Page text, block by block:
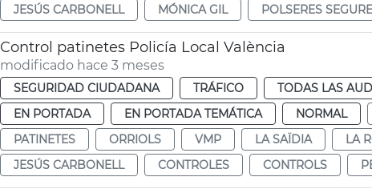
JESÚS CARBONELL
MÓNICA GIL POLSERES
Control patinetes Policía Local València
modificado hace 3 meses
SEGURIDAD CIUDADANA TRÁFICO TODAS LAS
EN PORTADA
EN PORTADA TEMÁTICA NORMAL
PATINETES
ORRIOLS VMP LA SAÏDIA LA
JESÚS CARBONELL
CONTROLES CONTROLS